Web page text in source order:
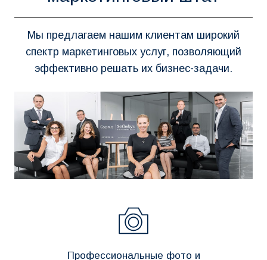
Мы предлагаем нашим клиентам широкий
спектр маркетинговых услуг, позволяющий
эффективно решать их бизнес-задачи.
Профессиональные фото и